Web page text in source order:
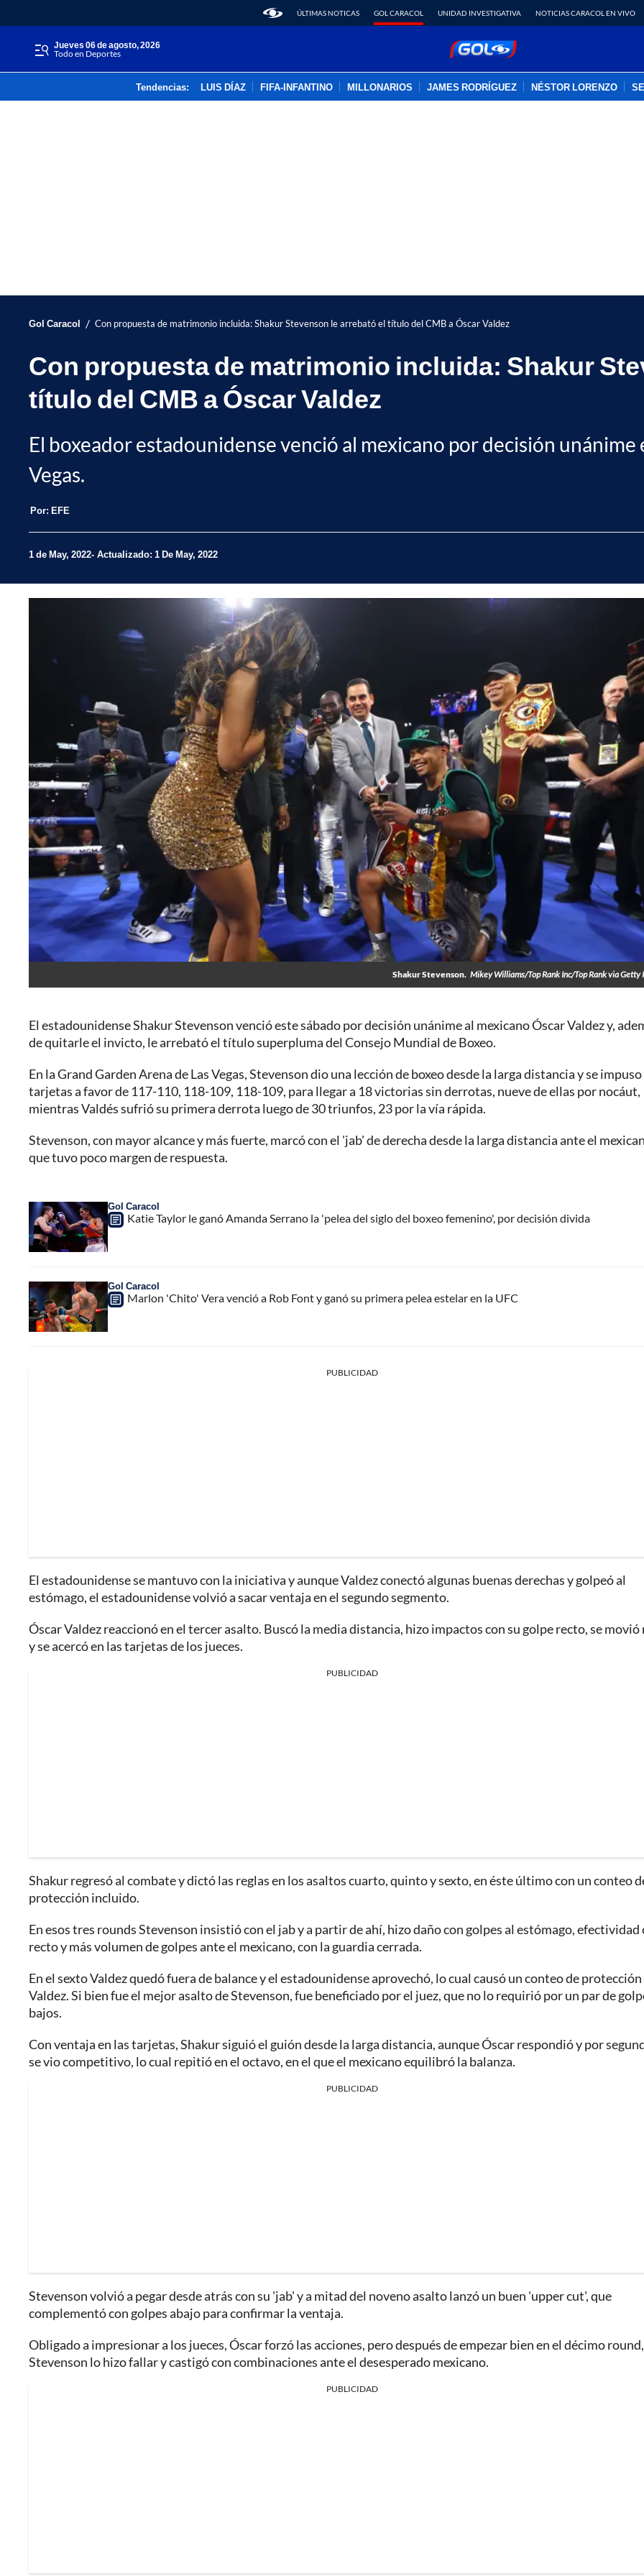
ÚLTIMAS NOTICAS GOL CARACOL UNIDAD INVESTIGATIVA NOTICIAS CARACOL EN VIVO
jueves 06 de agosto, 2026
Todo en Deportes
Tendencias: LUIS DÍAZ FIFA-INFANTINO MILLONARIOS JAMES RODRÍGUEZ NÉSTOR LORENZO
Gol Caracol / Con propuesta de matrimonio incluida: Shakur Stevenson le arrebató el título del CMB a Óscar Valdez
Con propuesta de matrimonio incluida: Shakur
título del CMB a Óscar Valdez
El boxeador estadounidense venció al mexicano por decisión unánime
Vegas.
Por: EFE
1 de May, 2022 Actualizado: 1 De May, 2022
Shakur Stevenson. Mikey Williams/Top Rank Inc/Top Rank via Getty
El estadounidense Shakur Stevenson venció este sábado por decisión unánime al mexicano Óscar Valdez y,
de quitarle el invicto, le arrebató el título superpluma del Consejo Mundial de Boxeo.
En la Grand Garden Arena de Las Vegas, Stevenson dio una lección de boxeo desde la larga distancia y se impuso
tarjetas a favor de 117-110, 118-109, 118-109, para llegar a 18 victorias sin derrotas, nueve de ellas por nocáut,
mientras Valdés sufrió su primera derrota luego de 30 triunfos, 23 por la vía rápida.
Stevenson, con mayor alcance y más fuerte, marcó con el 'jab' de derecha desde la larga distancia ante el
que tuvo poco margen de respuesta.
Gol Caracol
Katie Taylor le ganó Amanda Serrano la 'pelea del siglo del boxeo femenino', por decisión divida
Gol Caracol
Marlon 'Chito' Vera venció a Rob Font y ganó su primera pelea estelar en la UFC
PUBLICIDAD
El estadounidense se mantuvo con la iniciativa y aunque Valdez conectó algunas buenas derechas y golpeó al
estómago, el estadounidense volvió a sacar ventaja en el segundo segmento.
Óscar Valdez reaccionó en el tercer asalto. Buscó la media distancia, hizo impactos con su golpe recto, se
y se acercó en las tarjetas de los jueces.
PUBLICIDAD
Shakur regresó al combate y dictó las reglas en los asaltos cuarto, quinto y sexto, en éste último con un conteo
protección incluido.
En esos tres rounds Stevenson insistió con el jab y a partir de ahí, hizo daño con golpes al estómago, efectividad
recto y más volumen de golpes ante el mexicano, con la guardia cerrada.
En el sexto Valdez quedó fuera de balance y el estadounidense aprovechó, lo cual causó un conteo de protección
Valdez. Si bien fue el mejor asalto de Stevenson, fue beneficiado por el juez, que no lo requirió por un par de
bajos.
Con ventaja en las tarjetas, Shakur siguió el guión desde la larga distancia, aunque Óscar respondió y por
se vio competitivo, lo cual repitió en el octavo, en el que el mexicano equilibró la balanza.
PUBLICIDAD
Stevenson volvió a pegar desde atrás con su 'jab' y a mitad del noveno asalto lanzó un buen 'upper cut', que
complementó con golpes abajo para confirmar la ventaja.
Obligado a impresionar a los jueces, Óscar forzó las acciones, pero después de empezar bien en el décimo round,
Stevenson lo hizo fallar y castigó con combinaciones ante el desesperado mexicano.
PUBLICIDAD